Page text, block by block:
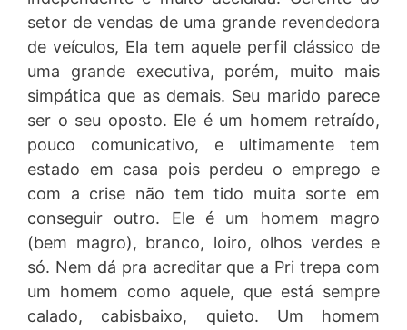
setor de vendas de uma grande revendedora
de veículos, Ela tem aquele perfil clássico de
uma grande executiva, porém, muito mais
simpática que as demais. Seu marido parece
ser o seu oposto. Ele é um homem retraído,
pouco comunicativo, e ultimamente tem
estado em casa pois perdeu o emprego e
com a crise não tem tido muita sorte em
conseguir outro. Ele é um homem magro
(bem magro), branco, loiro, olhos verdes e
só. Nem dá pra acreditar que a Pri trepa com
um homem como aquele, que está sempre
calado, cabisbaixo, quieto. Um homem